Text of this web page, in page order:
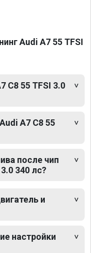
Audi A7 55 TFSI
C8 55 TFSI 3.0
A7 C8 55
после чип
340 лс?
и
настройки